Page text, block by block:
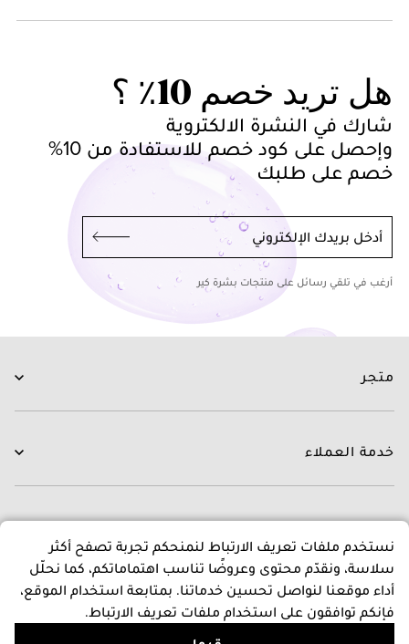
هل تريد خصم 10٪ ؟
شارك في النشرة الالكتروية
وإحصل على كود خصم للاستفادة من 10%
خصم على طلبك
أدخل بريدك الإلكتروني
أرغب في تلقي رسائل على منتجات بشرة كير
متجر
العناية بالشعر
العلامات التجارية
العروض
خدمة العملاء
التوصيل
التبديل و الاسترجاع
الدفع
اسئلة و اجوبة
برنامج نقاط المكافات
عن متجرنا
عن بشرة كير
المدونون
سياسات
نستخدم ملفات تعريف الارتباط لنمنحكم تجربة تصفح أكثر
سلاسة، ونقدّم محتوى وعروضًا تناسب اهتماماتكم، كما نحلّل
أداء موقعنا لنواصل تحسين خدماتنا. بمتابعة استخدام الموقع،
فإنكم توافقون على استخدام ملفات تعريف الارتباط.